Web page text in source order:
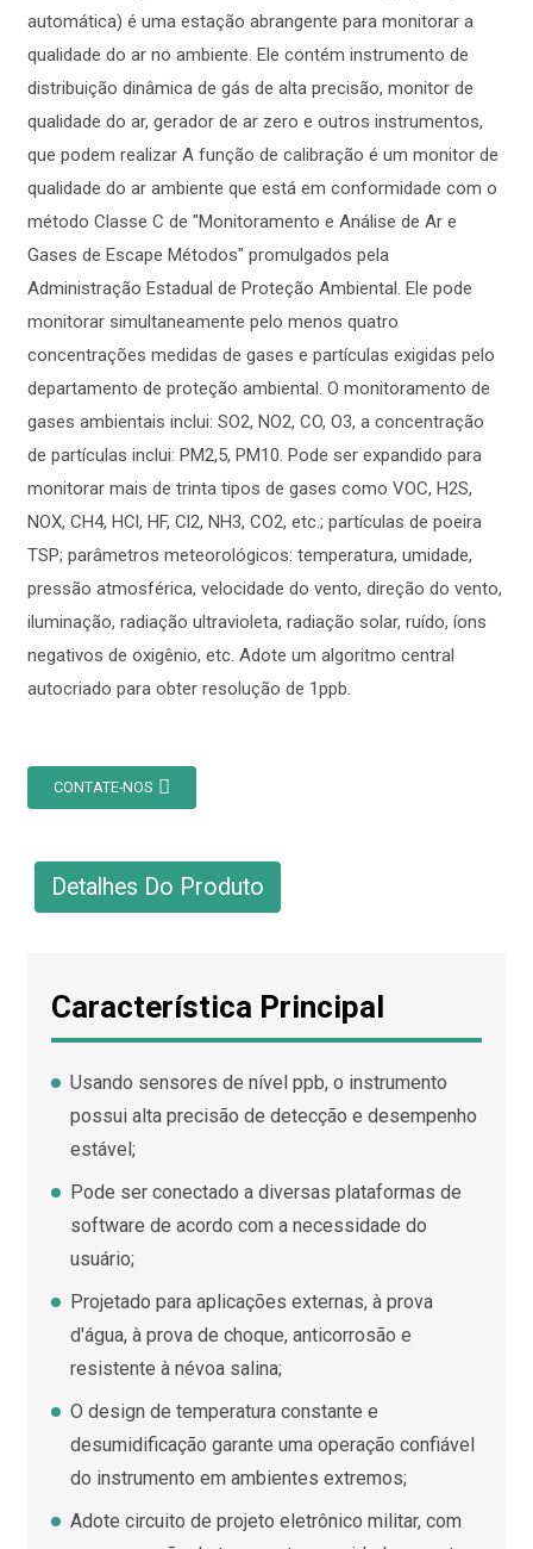
automática) é uma estação abrangente para monitorar a
qualidade do ar no ambiente. Ele contém instrumento de
distribuição dinâmica de gás de alta precisão, monitor de
qualidade do ar, gerador de ar zero e outros instrumentos,
que podem realizar A função de calibração é um monitor de
qualidade do ar ambiente que está em conformidade com o
método Classe C de "Monitoramento e Análise de Ar e
Gases de Escape Métodos" promulgados pela
Administração Estadual de Proteção Ambiental. Ele pode
monitorar simultaneamente pelo menos quatro
concentrações medidas de gases e partículas exigidas pelo
departamento de proteção ambiental. O monitoramento de
gases ambientais inclui: SO2, NO2, CO, O3, a concentração
de partículas inclui: PM2,5, PM10. Pode ser expandido para
monitorar mais de trinta tipos de gases como VOC, H2S,
NOX, CH4, HCl, HF, Cl2, NH3, CO2, etc.; partículas de poeira
TSP; parâmetros meteorológicos: temperatura, umidade,
pressão atmosférica, velocidade do vento, direção do vento,
iluminação, radiação ultravioleta, radiação solar, ruído, íons
negativos de oxigênio, etc. Adote um algoritmo central
autocriado para obter resolução de 1ppb.
CONTATE-NOS
Detalhes Do Produto
Característica Principal
Usando sensores de nível ppb, o instrumento
possui alta precisão de detecção e desempenho
estável;
Pode ser conectado a diversas plataformas de
software de acordo com a necessidade do
usuário;
Projetado para aplicações externas, à prova
d'água, à prova de choque, anticorrosão e
resistente à névoa salina;
O design de temperatura constante e
desumidificação garante uma operação confiável
do instrumento em ambientes extremos;
Adote circuito de projeto eletrônico militar, com